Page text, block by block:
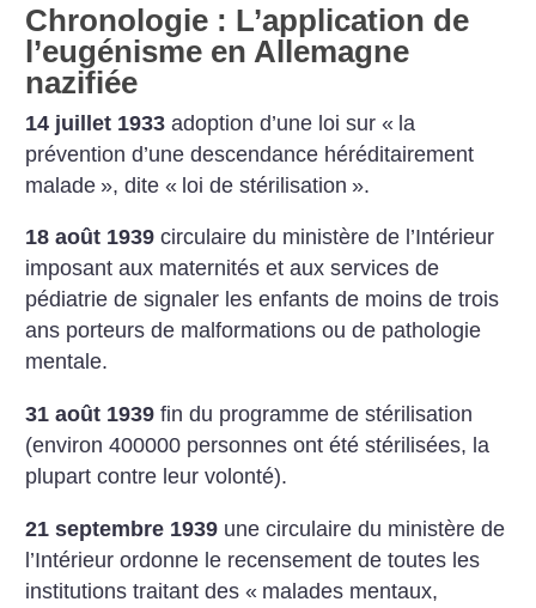
Chronologie : L’application de
l’eugénisme en Allemagne
nazifiée
14 juillet 1933 adoption d’une loi sur « la
prévention d’une descendance héréditairement
malade », dite « loi de stérilisation ».
18 août 1939 circulaire du ministère de l’Intérieur
imposant aux maternités et aux services de
pédiatrie de signaler les enfants de moins de trois
ans porteurs de malformations ou de pathologie
mentale.
31 août 1939 fin du programme de stérilisation
(environ 400000 personnes ont été stérilisées, la
plupart contre leur volonté).
21 septembre 1939 une circulaire du ministère de
l’Intérieur ordonne le recensement de toutes les
institutions traitant des « malades mentaux,